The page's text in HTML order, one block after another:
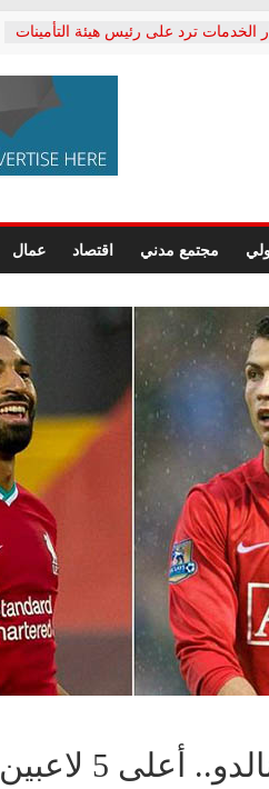
الخدمات ترد على رئيس هيئة التأمينات
معاناة أصحاب المعاشات.. ونطالب بكشف
فرحات سليمان يكتب: القطاع الصحي إلى
حزب التحالف الشعبي يطلق لجنة “الحق
.. اعتماد الرسومات النهائية للقرار
لمدينة الصحفيين.. وانتهاء أعمال
المبنى الإداري
قضية الدكتور محمد زهران.. ويؤكد:
البراءة وضمانات المحاكمة العادلة
أصيل
مجتمع مدني اقتصاد عمال
للأرباح في 2021